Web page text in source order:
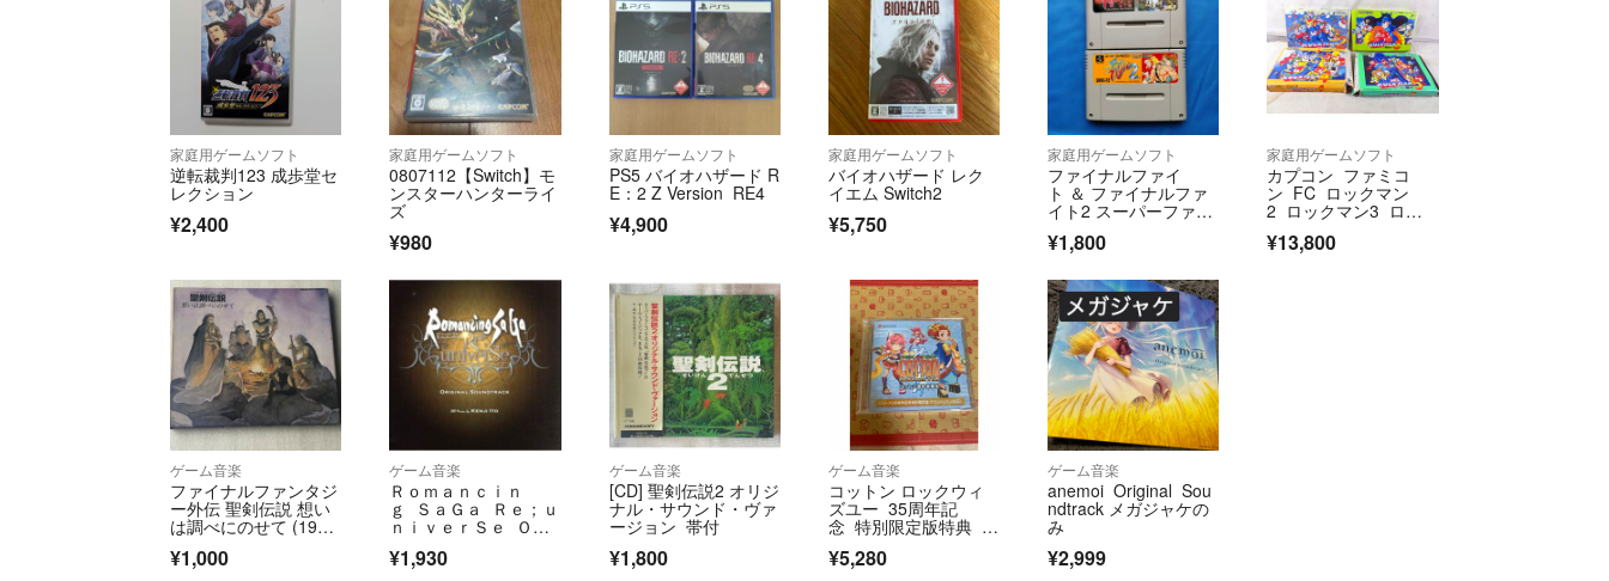
家庭用ゲームソフト
逆転裁判123 成歩堂セ
レクション
¥2,400
家庭用ゲームソフト
0807112【Switch】モ
ンスターハンターライ
ズ
¥980
家庭用ゲームソフト
PS5 バイオハザード R
E：2 Z Version RE4
¥4,900
家庭用ゲームソフト
バイオハザード レク
イエム Switch2
¥5,750
家庭用ゲームソフト
ファイナルファイ
ト ＆ ファイナルファ
イト2 スーパーファミ
コン カプコン
¥1,800
家庭用ゲームソフト
カプコン ファミコ
ン FC ロックマン
2 ロックマン3 ロッ
クマン4 ロックマン
5 セット
¥13,800
ゲーム音楽
ファイナルファンタジ
ー外伝 聖剣伝説 想い
は調べにのせて (1991
年)
¥1,000
ゲーム音楽
Ｒｏｍａｎｃｉｎ
ｇ ＳａＧａ Ｒｅ；ｕ
ｎｉｖｅｒＳｅ Ｏｒ
ｎｄｔｒａｃｋ
¥1,930
ゲーム音楽
[CD] 聖剣伝説2 オリジ
ナル・サウンド・ヴァ
ージョン 帯付
¥1,800
ゲーム音楽
コットン ロックウィ
ズユー 35周年記
念 特別限定版特典 サ
ウンドトラックCD
¥5,280
ゲーム音楽
anemoi Original Sou
ndtrack メガジャケの
み
¥2,999